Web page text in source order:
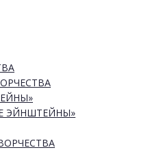
ЭЙНШТЕЙНЫ»